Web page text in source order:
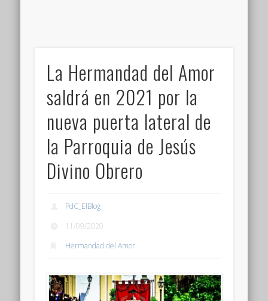
La Hermandad del Amor
saldrá en 2021 por la
nueva puerta lateral de
la Parroquia de Jesús
Divino Obrero
PdC_ElBlog
11/09/2020
Hermandad del Amor